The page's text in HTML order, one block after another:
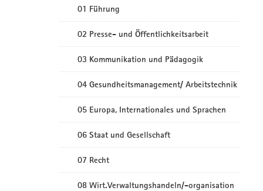
01 Führung
02 Presse- und Öffentlichkeitsarbeit
03 Kommunikation und Pädagogik
04 Gesundheitsmanagement/ Arbeitstechnik
05 Europa, Internationales und Sprachen
06 Staat und Gesellschaft
07 Recht
08 Wirt.Verwaltungshandeln/-organisation